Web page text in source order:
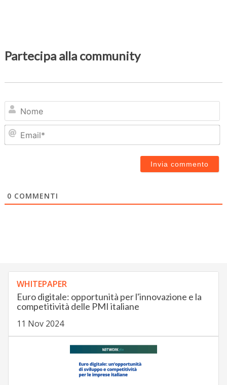
Partecipa alla community
0 COMMENTI
WHITEPAPER
Euro digitale: opportunità per l'innovazione e la
competitività delle PMI italiane
11 Nov 2024